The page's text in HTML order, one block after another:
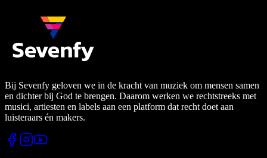
Bij Sevenfy geloven we in de kracht van muziek om mensen samen
en dichter bij God te brengen. Daarom werken we rechtstreeks met
musici, artiesten en labels aan een platform dat recht doet aan
luisteraars én makers.